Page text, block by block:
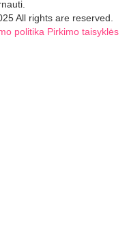
All rights are reserved.
politika Pirkimo taisyklės